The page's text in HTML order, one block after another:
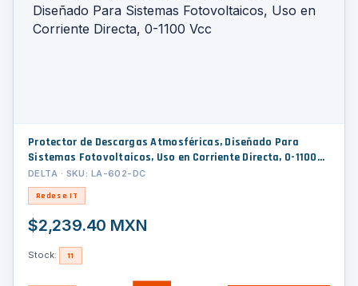
Protector de Descargas Atmosféricas, Diseñado Para
Sistemas Fotovoltaicos, Uso en Corriente Directa, 0-1100
Vcc
DELTA · SKU: LA-602-DC
Redes e IT
$2,239.40 MXN
Stock: 11